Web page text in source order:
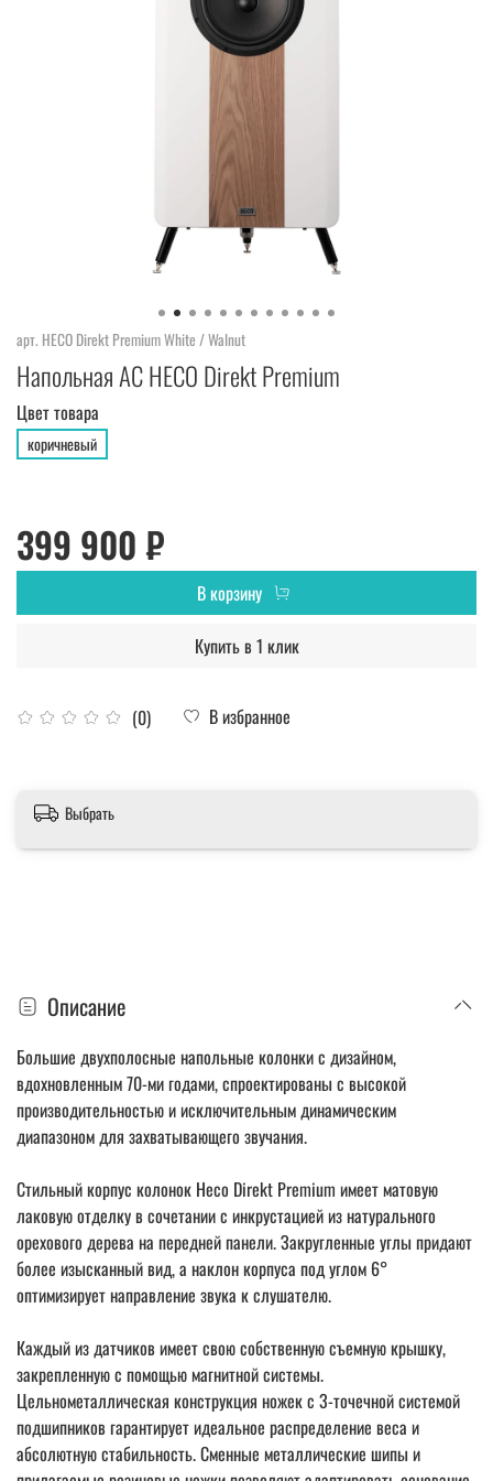
арт. HECO Direkt Premium White / Walnut
Напольная АС HECO Direkt Premium
(0) В избранное
Цвет товара
коричневый
399 900 ₽
В корзину
Купить в 1 клик
Выбрать
Описание
Большие двухполосные напольные колонки с дизайном,
вдохновленным 70-ми годами, спроектированы с высокой
производительностью и исключительным динамическим
диапазоном для захватывающего звучания.
Стильный корпус колонок Heco Direkt Premium имеет матовую
лаковую отделку в сочетании с инкрустацией из натурального
орехового дерева на передней панели. Закругленные углы придают
более изысканный вид, а наклон корпуса под углом 6°
оптимизирует направление звука к слушателю.
Каждый из датчиков имеет свою собственную съемную крышку,
закрепленную с помощью магнитной системы.
Цельнометаллическая конструкция ножек с 3-точечной системой
подшипников гарантирует идеальное распределение веса и
абсолютную стабильность. Сменные металлические шипы и